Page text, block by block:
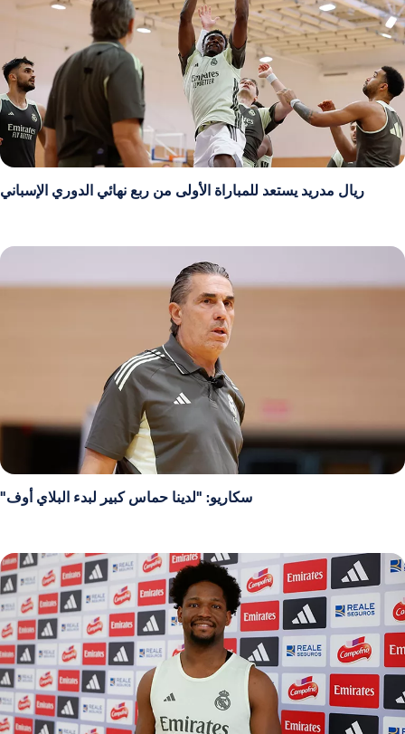
ريال مدريد يستعد للمباراة الأولى من ربع نهائي الدوري الإسباني
سكاريو: "لدينا حماس كبير لبدء البلاي أوف"